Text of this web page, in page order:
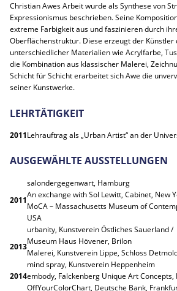
Christian Awes Arbeit wurde als Synthese von
Expressionismus beschrieben. Seine
extreme Farbigkeit aus und faszinieren durch
Oberflächenstruktur. Diese erzeugt der Künstler
unterschiedlicher Materialien wie Acrylfarbe,
die Kombination aus klassischer Malerei,
Schicht für Schicht erarbeitet sich Awe die
seiner Kunstwerke.
LEHRTÄTIGKEIT
2011Lehrauftrag als „Urban Artist“ an der
AUSGEWÄHLTE AUSSTELLUNGEN
2011
salondergegenwart, Hamburg
An exchange with Sol Lewitt, Cabinet, New
MoCA – Massachusetts Museum of
USA
2013
urbanity, Kunstverein Östliches Sauerland /
Museum Haus Hövener, Brilon
Malerei, Kunstverein Lippe, Schloss
mind spray, Kunstverein Heppenheim
2014embody, Falckenberg Unique Art
OffYourColorChart, Deutsche Bank,